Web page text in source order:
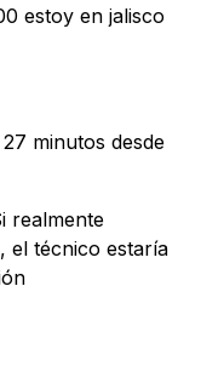
estoy en jalisco
minutos desde
realmente
el técnico estaría